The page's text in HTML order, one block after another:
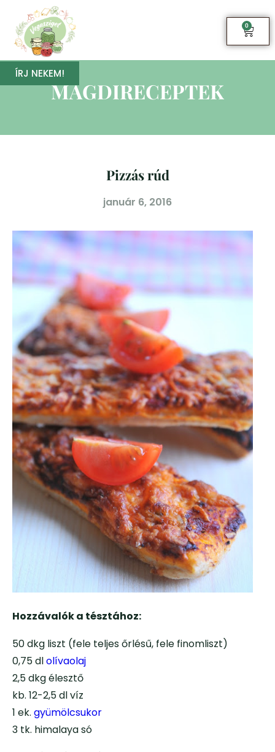
0
ÍRJ NEKEM!
MAGDIRECEPTEK
Pizzás rúd
január 6, 2016
Hozzávalók a tésztához:
50 dkg liszt (fele teljes őrlésű, fele finomliszt)
0,75 dlolívaolaj
2,5 dkg élesztő
kb. 12-2,5 dl víz
1 ek. gyümölcsukor
3 tk. himalaya só